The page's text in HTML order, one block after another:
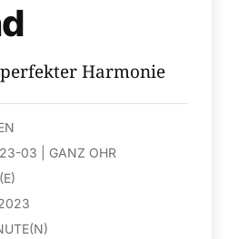
Harmonie
03 GANZ OHR